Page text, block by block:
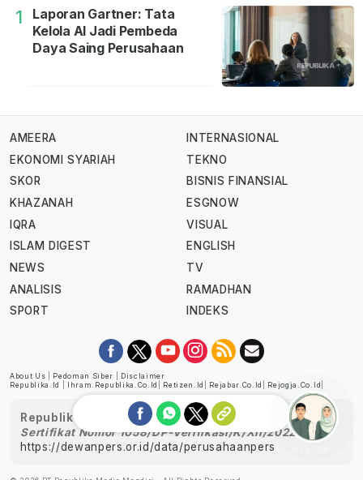
1
Laporan Gartner: Tata
Kelola AI Jadi Pembeda
Daya Saing Perusahaan
AMEERA
EKONOMI SYARIAH
SKOR
KHAZANAH
IQRA
ISLAM DIGEST
NEWS
ANALISIS
SPORT
INTERNASIONAL
TEKNO
BISNIS FINANSIAL
ESGNOW
VISUAL
ENGLISH
TV
RAMADHAN
INDEKS
About Us Pedoman Siber
Disclaimer
Republika.id
Ihram.republika.co.id Retizen.id Rejabar.co.id Rejogja.co.id
Republika telah diverifikasi oleh Dewan Pers
Sertifikat Nomor 1058/DP-Verifikasi/K/XII/2022
https://dewanpers.or.id/data/perusahaanpers